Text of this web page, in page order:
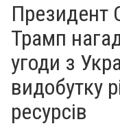
Трамп
угоди з
видобутку
ресурсів